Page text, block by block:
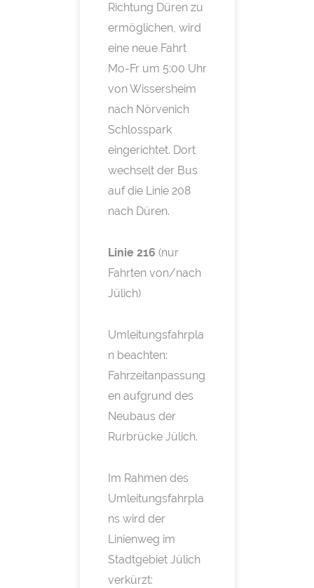
Richtung Düren zu
ermöglichen, wird
eine neue Fahrt
Mo-Fr um 5:00 Uhr
von Wissersheim
nach Nörvenich
Schlosspark
eingerichtet. Dort
wechselt der Bus
auf die Linie 208
nach Düren.
Linie 216 (nur
Fahrten von/nach
Jülich)
Umleitungsfahrpla
n beachten:
Fahrzeitanpassung
en aufgrund des
Neubaus der
Rurbrücke Jülich.
Im Rahmen des
Umleitungsfahrpla
ns wird der
Linienweg im
Stadtgebiet Jülich
verkürzt: